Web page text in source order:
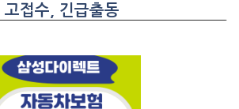
고접수, 긴급출동